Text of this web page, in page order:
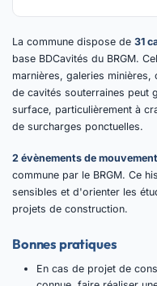
La commune dispose de 31
base BDCavités du BRGM.
marnières, galeries minières,
de cavités souterraines peut
surface, particulièrement à
de surcharges ponctuelles.
2 évènements de
commune par le BRGM. Ce
sensibles et d'orienter les
projets de construction.
Bonnes pratiques
En cas de projet de